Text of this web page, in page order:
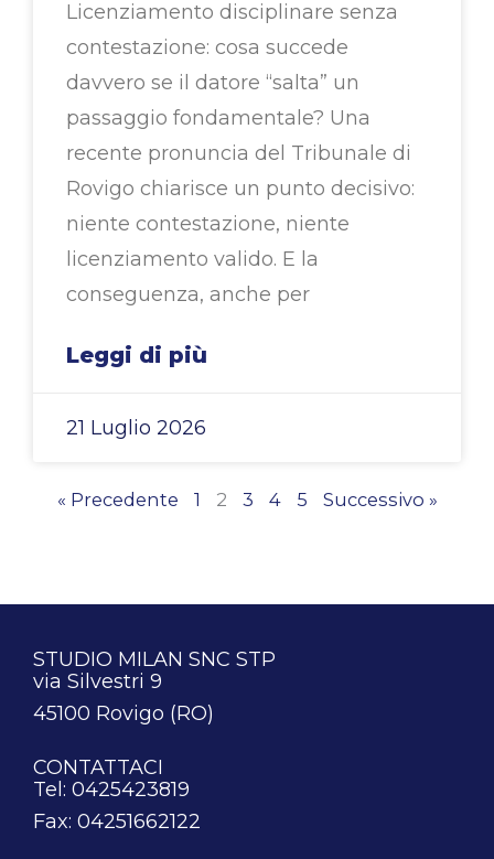
Licenziamento disciplinare senza
contestazione: cosa succede
davvero se il datore “salta” un
passaggio fondamentale? Una
recente pronuncia del Tribunale di
Rovigo chiarisce un punto decisivo:
niente contestazione, niente
licenziamento valido. E la
conseguenza, anche per
Leggi di più
21 Luglio 2026
« Precedente 1 2 3 4 5 Successivo »
STUDIO MILAN SNC STP
via Silvestri 9
45100 Rovigo (RO)
CONTATTACI
Tel: 0425423819
Fax: 04251662122